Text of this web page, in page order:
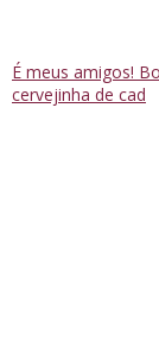
É meus amigos!
cervejinha de cad